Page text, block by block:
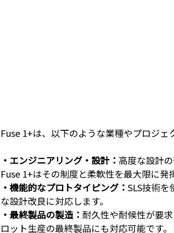
Fuse 1+は、以下のような業種やプロジェ
・エンジニアリング・設計： 高度な設計
Fuse 1+はその制度と柔軟性を最大限に発
・機能的なプロトタイピング： SLS技術
な設計改良に対応します。
・最終製品の製造： 耐久性や耐候性が要
ロット生産の最終製品にも対応可能です。